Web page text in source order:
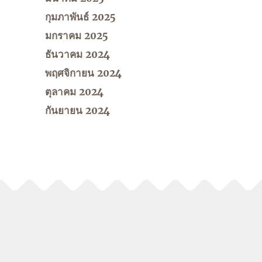
กุมภาพันธ์ 2025
มกราคม 2025
ธันวาคม 2024
พฤศจิกายน 2024
ตุลาคม 2024
กันยายน 2024